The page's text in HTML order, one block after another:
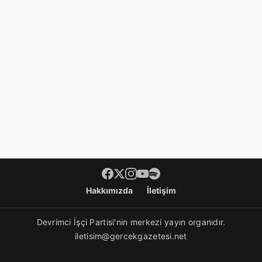
Footer menüHakkımızda İletişim
Devrimci İşçi Partisi'nin merkezi yayın organıdır.
iletisim@gercekgazetesi.net